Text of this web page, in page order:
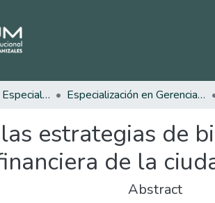
Trabajos de Grado Especializaciones Especialización en Gerencia del Talento Humano
estrategias de
de la
Abstract